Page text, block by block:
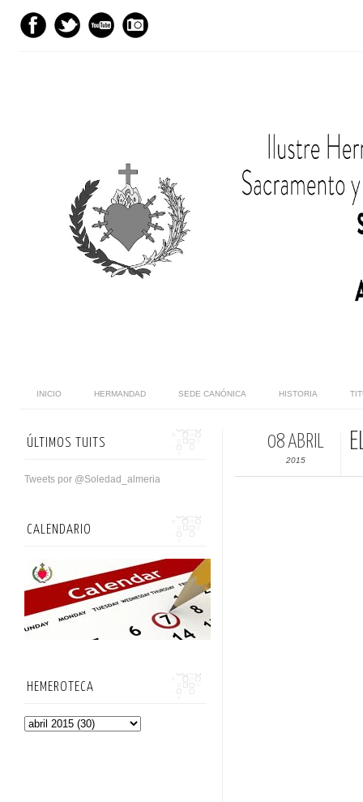
INICIO HERMANDAD SEDE CANÓNICA HISTORIA
08 ABRIL
2015
ÚLTIMOS TUITS
Tweets por @Soledad_almeria
CALENDARIO
HEMEROTECA